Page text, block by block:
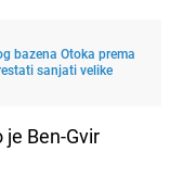
bazena Otoka prema
sanjati velike
je Ben-Gvir